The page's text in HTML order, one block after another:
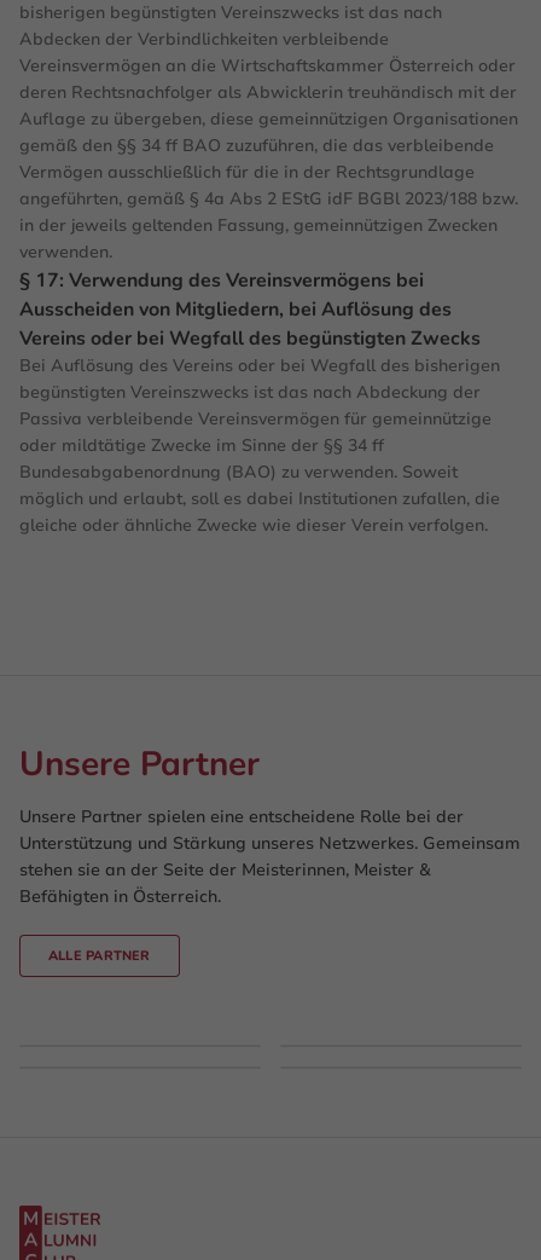
bisherigen begünstigten Vereinszwecks ist das nach
Abdecken der Verbindlichkeiten verbleibende
Vereinsvermögen an die Wirtschaftskammer Österreich oder
deren Rechtsnachfolger als Abwicklerin treuhändisch mit der
Auflage zu übergeben, diese gemeinnützigen Organisationen
gemäß den §§ 34 ff BAO zuzuführen, die das verbleibende
Vermögen ausschließlich für die in der Rechtsgrundlage
angeführten, gemäß § 4a Abs 2 EStG idF BGBl 2023/188 bzw.
in der jeweils geltenden Fassung, gemeinnützigen Zwecken
verwenden.
§ 17: Verwendung des Vereinsvermögens bei
Ausscheiden von Mitgliedern, bei Auflösung des
Vereins oder bei Wegfall des begünstigten Zwecks
Bei Auflösung des Vereins oder bei Wegfall des bisherigen
begünstigten Vereinszwecks ist das nach Abdeckung der
Passiva verbleibende Vereinsvermögen für gemeinnützige
oder mildtätige Zwecke im Sinne der §§ 34 ff
Bundesabgabenordnung (BAO) zu verwenden. Soweit
möglich und erlaubt, soll es dabei Institutionen zufallen, die
gleiche oder ähnliche Zwecke wie dieser Verein verfolgen.
Unsere Partner
Unsere Partner spielen eine entscheidene Rolle bei der
Unterstützung und Stärkung unseres Netzwerkes. Gemeinsam
stehen sie an der Seite der Meisterinnen, Meister &
Befähigten in Österreich.
ALLE PARTNER